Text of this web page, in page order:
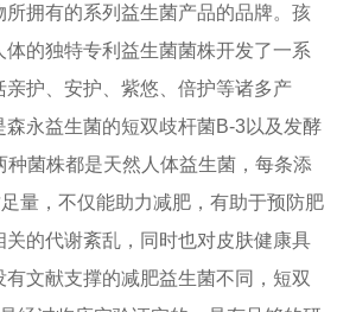
拥有的系列益生菌产品的品牌。孩
的独特专利益生菌菌株开发了一系
护、安护、紫悠、倍护等诸多产
永益生菌的短双歧杆菌B-3以及发酵
菌株都是天然人体益生菌，每条添
量，不仅能助力减肥，有助于预防肥
关的代谢紊乱，同时也对皮肤健康具
文献支撑的减肥益生菌不同，短双